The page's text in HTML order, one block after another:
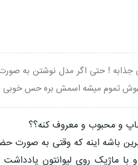
! حتی اگر مدل نوشتن به صورت
تموم میشه اسمش بره حس خوبی
و محبوب و معروف کنه؟؟
باشه اینه که وقتی به صورت
ماژیک روی لیوانتون